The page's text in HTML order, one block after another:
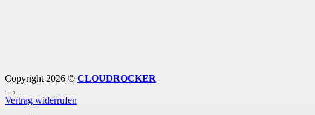
Copyright 2026 © CLOUDROCKER
Vertrag widerrufen